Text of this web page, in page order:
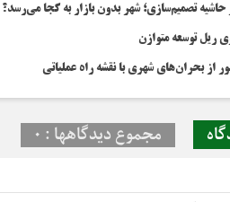
تصمیم‌سازی؛ شهر بدون بازار به کجا می‌رسد؟
ریل توسعه متوازن
از بحران‌های شهری با نقشه راه عملیاتی
مجموع دیدگاهها : 0